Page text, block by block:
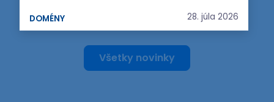
DOMÉNY 28. júla 2026
Všetky novinky